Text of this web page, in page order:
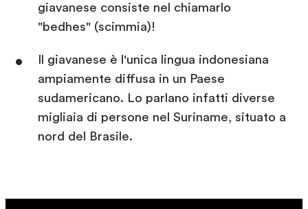
giavanese consiste nel chiamarlo
"bedhes" (scimmia)!
Il giavanese è l'unica lingua indonesiana
ampiamente diffusa in un Paese
sudamericano. Lo parlano infatti diverse
migliaia di persone nel Suriname, situato a
nord del Brasile.